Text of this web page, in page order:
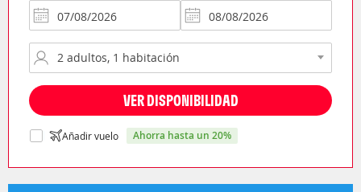
VER DISPONIBILIDAD
Añadir vuelo ahorra hasta un 20%